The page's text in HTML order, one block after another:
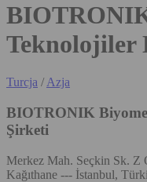
Teknolojiler
Turcja /Azja
BIOTRONIK
Şirketi
Merkez Mah. Seçkin Sk. Z
Kağıthane --- İstanbul,